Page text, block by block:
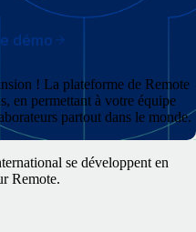
! La plateforme de Remote
en permettant à votre équipe
partout dans le monde.
démo
se développent en
Remote.